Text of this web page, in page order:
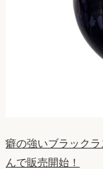
癖の強いブラック
んで販売開始！